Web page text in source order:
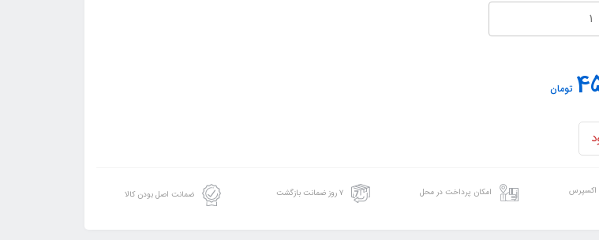
تومان
اکسپرس امکان پرداخت در محل ۷ روز ضمانت بازگشت ضمانت اصل بودن کالا